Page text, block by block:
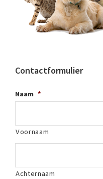
Contactformulier
Naam *
Voornaam
Achternaam